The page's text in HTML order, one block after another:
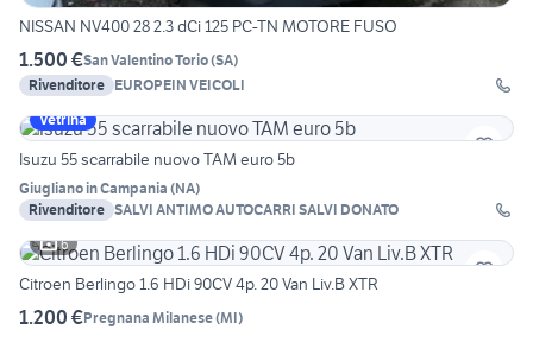
NISSAN NV400 28 2.3 dCi 125 PC-TN MOTORE FUSO
1.500 €San Valentino Torio(SA)
Rivenditore EUROPEIN VEICOLI
Vetrina
Isuzu 55 scarrabile nuovo TAM euro 5b
Giugliano in Campania (NA)
Rivenditore SALVI ANTIMO AUTOCARRI SALVI DONATO
6
Citroen Berlingo 1.6 HDi 90CV 4p. 20 Van Liv.B XTR
1.200 €Pregnana Milanese(MI)